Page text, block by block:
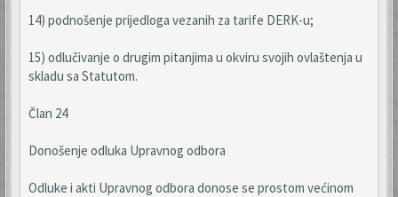
14) podnošenje prijedloga vezanih za tarife DERK-u;
15) odlučivanje o drugim pitanjima u okviru svojih ovlaštenja u
skladu sa Statutom.
Član 24
Donošenje odluka Upravnog odbora
Odluke i akti Upravnog odbora donose se prostom većinom